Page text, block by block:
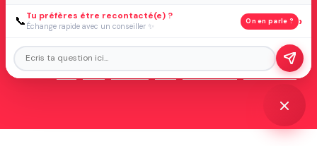
📞Tu préfères être recontacté(e) ?
Échange rapide avec un conseiller ✨
On en parle ? ›